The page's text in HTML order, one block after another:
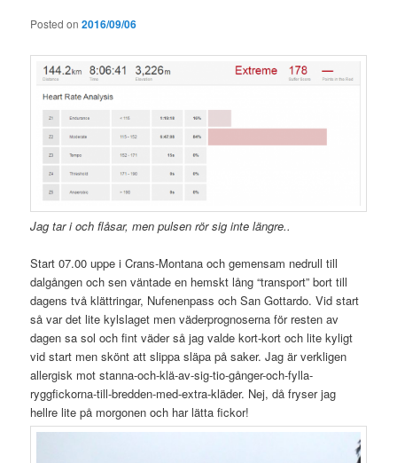
Posted on2016/09/06
Jag tar i och flåsar, men pulsen rör sig inte längre..
Start 07.00 uppe i Crans-Montana och gemensam nedrull till
dalgången och sen väntade en hemskt lång “transport” bort till
dagens två klättringar, Nufenenpass och San Gottardo. Vid start
så var det lite kylslaget men väderprognoserna för resten av
dagen sa sol och fint väder så jag valde kort-kort och lite kyligt
vid start men skönt att slippa släpa på saker. Jag är verkligen
allergisk mot stanna-och-klä-av-sig-tio-gånger-och-fylla-
ryggfickorna-till-bredden-med-extra-kläder. Nej, då fryser jag
hellre lite på morgonen och har lätta fickor!